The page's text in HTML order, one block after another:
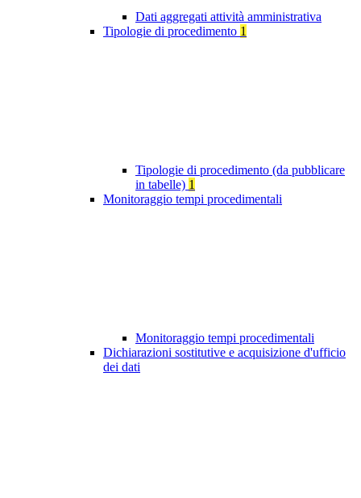
Dati aggregati attività amministrativa
Tipologie di procedimento 1
Tipologie di procedimento (da pubblicare
in tabelle) 1
Monitoraggio tempi procedimentali
Monitoraggio tempi procedimentali
Dichiarazioni sostitutive e acquisizione d'ufficio
dei dati